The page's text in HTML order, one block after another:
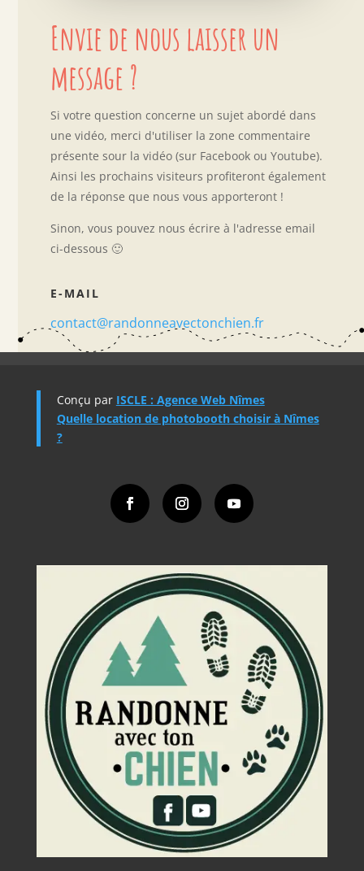
Envie de nous laisser un
message ?
Si votre question concerne un sujet abordé dans
une vidéo, merci d'utiliser la zone commentaire
présente sour la vidéo (sur Facebook ou Youtube).
Ainsi les prochains visiteurs profiteront également
de la réponse que nous vous apporteront !
Sinon, vous pouvez nous écrire à l'adresse email
ci-dessous 🙂
E-MAIL
contact@randonneavectonchien.fr
Conçu par ISCLE : Agence Web Nîmes
Quelle location de photobooth choisir à Nîmes
?